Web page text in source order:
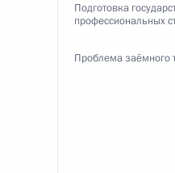
Подготовка
профессиональных
Проблема заёмного